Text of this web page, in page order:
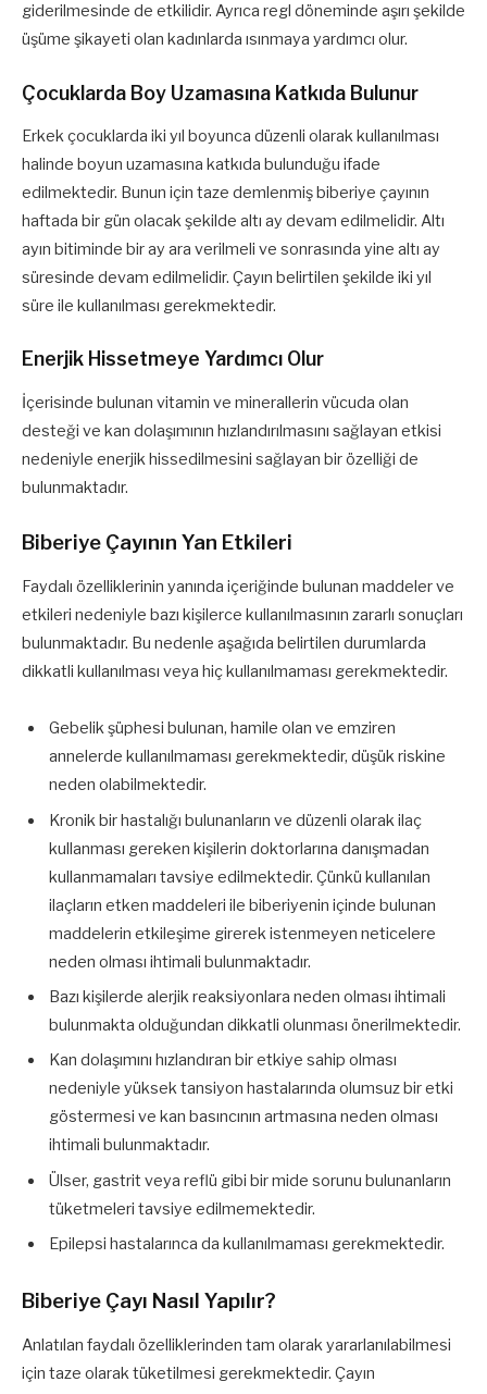
giderilmesinde de etkilidir. Ayrıca regl döneminde aşırı şekilde
üşüme şikayeti olan kadınlarda ısınmaya yardımcı olur.
Çocuklarda Boy Uzamasına Katkıda Bulunur
Erkek çocuklarda iki yıl boyunca düzenli olarak kullanılması
halinde boyun uzamasına katkıda bulunduğu ifade
edilmektedir. Bunun için taze demlenmiş biberiye çayının
haftada bir gün olacak şekilde altı ay devam edilmelidir. Altı
ayın bitiminde bir ay ara verilmeli ve sonrasında yine altı ay
süresinde devam edilmelidir. Çayın belirtilen şekilde iki yıl
süre ile kullanılması gerekmektedir.
Enerjik Hissetmeye Yardımcı Olur
İçerisinde bulunan vitamin ve minerallerin vücuda olan
desteği ve kan dolaşımının hızlandırılmasını sağlayan etkisi
nedeniyle enerjik hissedilmesini sağlayan bir özelliği de
bulunmaktadır.
Biberiye Çayının Yan Etkileri
Faydalı özelliklerinin yanında içeriğinde bulunan maddeler ve
etkileri nedeniyle bazı kişilerce kullanılmasının zararlı sonuçları
bulunmaktadır. Bu nedenle aşağıda belirtilen durumlarda
dikkatli kullanılması veya hiç kullanılmaması gerekmektedir.
Gebelik şüphesi bulunan, hamile olan ve emziren
annelerde kullanılmaması gerekmektedir, düşük riskine
neden olabilmektedir.
Kronik bir hastalığı bulunanların ve düzenli olarak ilaç
kullanması gereken kişilerin doktorlarına danışmadan
kullanmamaları tavsiye edilmektedir. Çünkü kullanılan
ilaçların etken maddeleri ile biberiyenin içinde bulunan
maddelerin etkileşime girerek istenmeyen neticelere
neden olması ihtimali bulunmaktadır.
Bazı kişilerde alerjik reaksiyonlara neden olması ihtimali
bulunmakta olduğundan dikkatli olunması önerilmektedir.
Kan dolaşımını hızlandıran bir etkiye sahip olması
nedeniyle yüksek tansiyon hastalarında olumsuz bir etki
göstermesi ve kan basıncının artmasına neden olması
ihtimali bulunmaktadır.
Ülser, gastrit veya reflü gibi bir mide sorunu bulunanların
tüketmeleri tavsiye edilmemektedir.
Epilepsi hastalarınca da kullanılmaması gerekmektedir.
Biberiye Çayı Nasıl Yapılır?
Anlatılan faydalı özelliklerinden tam olarak yararlanılabilmesi
için taze olarak tüketilmesi gerekmektedir. Çayın